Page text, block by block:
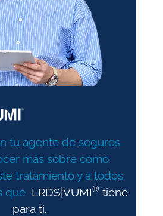
tu agente de seguros
más sobre cómo
tratamiento y a todos
que LRDS|VUMI® tiene
para ti.